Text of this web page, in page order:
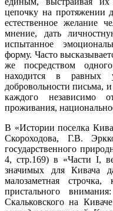
цепочку на протяжении
естественное желание
мнение, дать
испытанное
форму. Часто
же посредством
находится в равных
добровольности письма,
каждого независимо
проживания,
В «Истории поселка
Скороходова, Г.В.
государственного
4, стр.169) в «Части I,
значимых для Кивача
малозаметная
пристального
Скальковского на